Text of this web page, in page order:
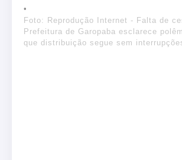
Foto: Reprodução Internet - Falta de
Prefeitura de Garopaba esclarece
que distribuição segue sem